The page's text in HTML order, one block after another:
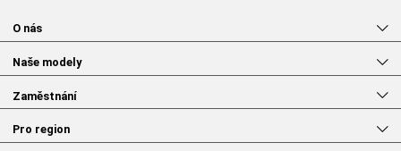
O nás
Naše modely
Zaměstnání
Pro region